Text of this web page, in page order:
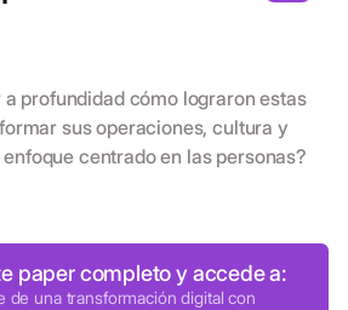
profundidad cómo lograron estas
sus operaciones, cultura y
centrado en las personas?
paper completo y accede a:
de una transformación digital con